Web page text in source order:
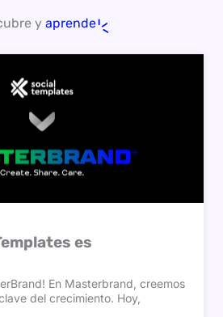
y aprende
es
En Masterbrand, creemos
del crecimiento. Hoy,